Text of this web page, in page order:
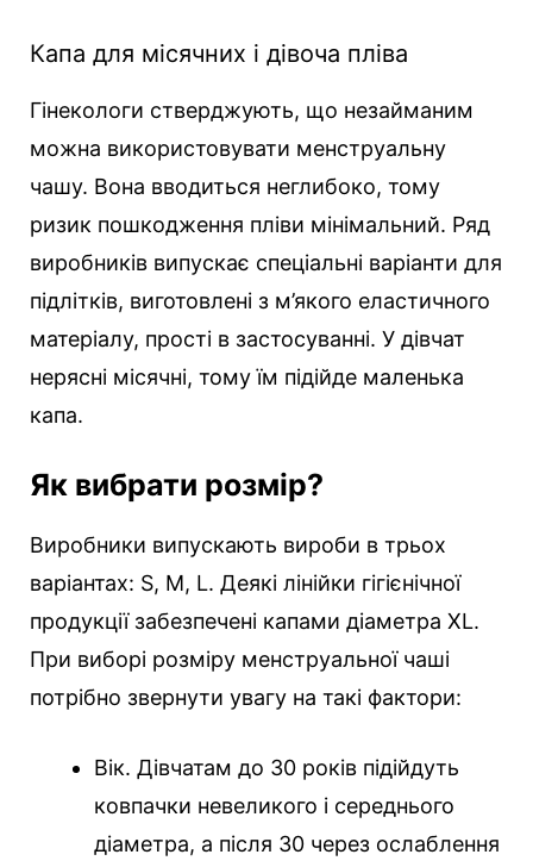
Капа для місячних і дівоча пліва
Гінекологи стверджують, що незайманим
можна використовувати менструальну
чашу. Вона вводиться неглибоко, тому
ризик пошкодження пліви мінімальний. Ряд
виробників випускає спеціальні варіанти для
підлітків, виготовлені з м’якого еластичного
матеріалу, прості в застосуванні. У дівчат
нерясні місячні, тому їм підійде маленька
капа.
Як вибрати розмір?
Виробники випускають вироби в трьох
варіантах: S, M, L. Деякі лінійки гігієнічної
продукції забезпечені капами діаметра XL.
При виборі розміру менструальної чаші
потрібно звернути увагу на такі фактори:
Вік. Дівчатам до 30 років підійдуть
ковпачки невеликого і середнього
діаметра, а після 30 через ослаблення